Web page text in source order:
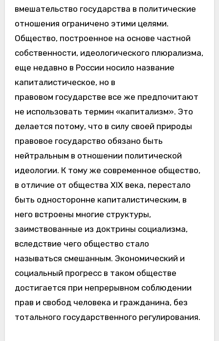
вмешательство государства в политические
отношения ограничено этими целями.
Общество, построенное на основе частной
собственности, идеологического плюрализма,
еще недавно в России носило название
капиталистическое, но в
правовом государстве все же предпочитают
не использовать термин «капитализм». Это
делается потому, что в силу своей природы
правовое государство обязано быть
нейтральным в отношении политической
идеологии. К тому же современное общество,
в отличие от общества XIX века, перестало
быть односторонне капиталистическим, в
него встроены многие структуры,
заимствованные из доктрины социализма,
вследствие чего общество стало
называться смешанным. Экономический и
социальный прогресс в таком обществе
достигается при непрерывном соблюдении
прав и свобод человека и гражданина, без
тотального государственного регулирования.